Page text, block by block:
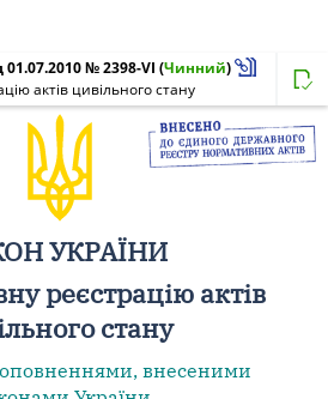
01.07.2010 № 2398-VI (Чинний)
актів цивільного стану